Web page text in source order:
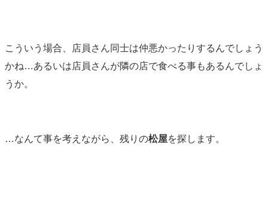
こういう場合、店員さん同士は仲悪かったりするんでしょう
かね…あるいは店員さんが隣の店で食べる事もあるんでしょ
うか。
…なんて事を考えながら、残りの松屋を探します。